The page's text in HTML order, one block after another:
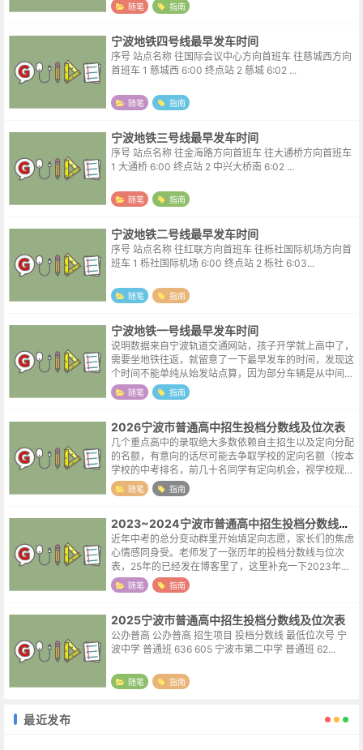
随笔 指南
宁波地铁四号线最早发车时间
序号 站点名称 往国际会议中心方向首班车 往慈城西方向
首班车 1 慈城西 6:00 终点站 2 慈城 6:02 ...
随笔 指南
宁波地铁三号线最早发车时间
序号 站点名称 往金海路方向首班车 往大通桥方向首班车
1 大通桥 6:00 终点站 2 中兴大桥南 6:02 ...
随笔 指南
宁波地铁二号线最早发车时间
序号 站点名称 往红联方向首班车 往栎社国际机场方向首
班车 1 栎社国际机场 6:00 终点站 2 栎社 6:03...
随笔 指南
宁波地铁一号线最早发车时间
说明数据来自宁波轨道交通网站，孩子开学就上高中了，
需要坐地铁往返，就留意了一下最早发车的时间，发现这
个时间不能单纯从始发站点算，因为部分车辆是从中间站
点始发的，比如表格中的往霞浦方向首班车，这一方向在
中间站点东环南路也有一趟车首发，所...
随笔 指南
2026宁波市普通高中招生投档分数线及位次表
几个重点高中的录取绝大多数依赖自主招生以及定向分配
的名额，有意向的话尽可能去争取学校的定向名额（按本
学校的中考排名，前几十名同学有定向机会，视学校规模
不同名额会有较大出入）。孩子能进好的学校，那自然得
之我幸，但孩子努力了却没有考到满意...
随笔 指南
2023~2024宁波市普通高中招生投档分数线及位次表
近年中考的总分变动群里开始填定向志愿，家长们的焦虑
心情感同身受。老师发了一张历年的投档分数线与位次
表，25年的已经发在博客里了，这里补充一下2023年与
2024年的。因为2026年宁波的中考总分为660，与前两
年相同，23年的数据其实...
随笔 指南
2025宁波市普通高中招生投档分数线及位次表
公办普高 公办普高 招生项目 投档分数线 最低位次号 宁
波中学 普通班 636 605 宁波市第二中学 普通班 62...
随笔 指南
最近发布